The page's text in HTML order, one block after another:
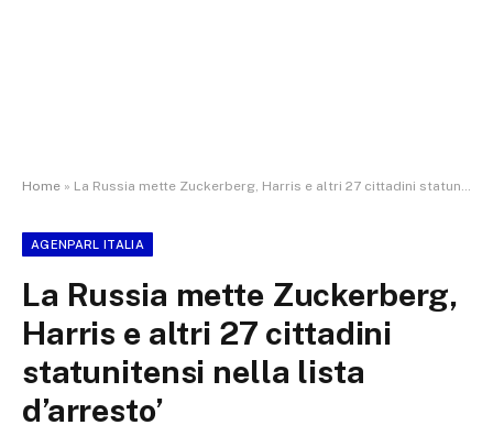
Home » La Russia mette Zuckerberg, Harris e altri 27 cittadini statunitensi nella lista d’arresto’
AGENPARL ITALIA
La Russia mette Zuckerberg,
Harris e altri 27 cittadini
statunitensi nella lista
d’arresto’